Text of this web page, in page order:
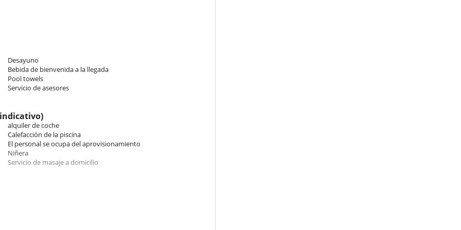
organizar camas supletorias para niños en los salones de las
espacios de relajación. Los almuerzos y las cenas se pueden
un cocinero, camarero, ama de llaves y jardinero.
Pool house
Tumbonas en la piscina
Caja fuerte
Desayuno
Bebida de bienvenida a la llegada
Pool towels
Servicio de asesores
alquiler de coche
Calefacción de la piscina
El personal se ocupa del aprovisionamiento
Niñera
Servicio de masaje a domicilio